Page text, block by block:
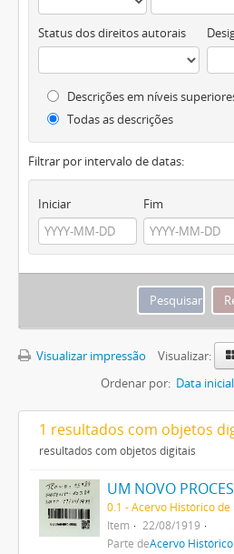
Status dos direitos autorais
Descrições em níveis
Todas as descrições
Filtrar por intervalo de datas:
Iniciar Fim
Visualizar impressão
Visualizar:
Ordenar por: Data inicial
1 resultados com objetos
resultados com objetos digitais
0.1 - Acervo Histórico
Item
22/08/1919
Parte deAcervo